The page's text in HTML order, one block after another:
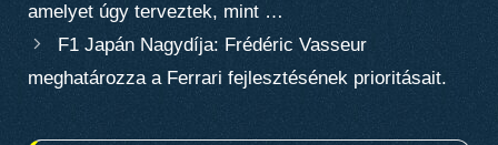
amelyet úgy terveztek, mint …
F1 Japán Nagydíja: Frédéric Vasseur
meghatározza a Ferrari fejlesztésének prioritásait.